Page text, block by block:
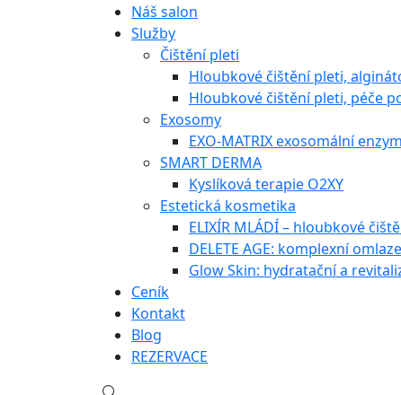
Náš salon
Služby
Čištění pleti
Hloubkové čištění pleti,
Hloubkové čištění pleti, péče
Exosomy
EXO-MATRIX exosomální
SMART DERMA
Kyslíková terapie O2XY
Estetická kosmetika
ELIXÍR MLÁDÍ – hloubkové
DELETE AGE: komplexní
Glow Skin: hydratační a
Ceník
Kontakt
Blog
REZERVACE